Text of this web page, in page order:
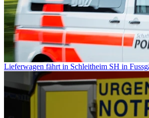
Lieferwagen fährt in Schleitheim SH in